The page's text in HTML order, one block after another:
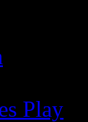
Play